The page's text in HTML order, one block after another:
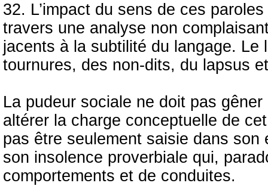
32. L’impact du sens de ces
travers une analyse non
jacents à la subtilité du langage.
tournures, des non-dits, du lapsus
La pudeur sociale ne doit pas
altérer la charge conceptuelle de
pas être seulement saisie dans son
son insolence proverbiale qui,
comportements et de conduites.